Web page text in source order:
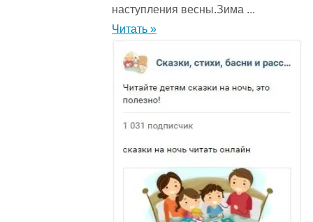
наступления весны.Зима ...
Читать »